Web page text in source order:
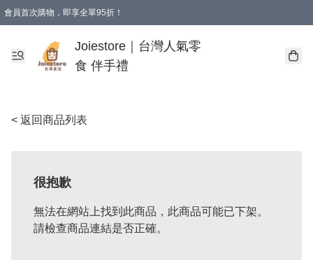
會員首次購物，即享全單95折！
購物滿 HKD 350.00即享免運費優惠！（適用於 本地送貨、本地取貨 )
Joiestore｜台灣人氣零
食 伴手禮
< 返回商品列表
很抱歉
無法在網站上找到此商品，此商品可能已下架。
請檢查商品連結是否正確。